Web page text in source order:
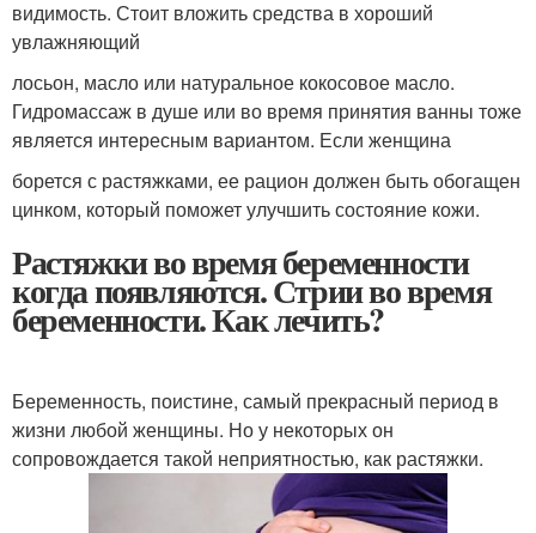
видимость. Стоит вложить средства в хороший
увлажняющий
лосьон, масло или натуральное кокосовое масло.
Гидромассаж в душе или во время принятия ванны тоже
является интересным вариантом. Если женщина
борется с растяжками, ее рацион должен быть обогащен
цинком, который поможет улучшить состояние кожи.
Растяжки во время беременности
когда появляются. Стрии во время
беременности. Как лечить?
Беременность, поистине, самый прекрасный период в
жизни любой женщины. Но у некоторых он
сопровождается такой неприятностью, как растяжки.